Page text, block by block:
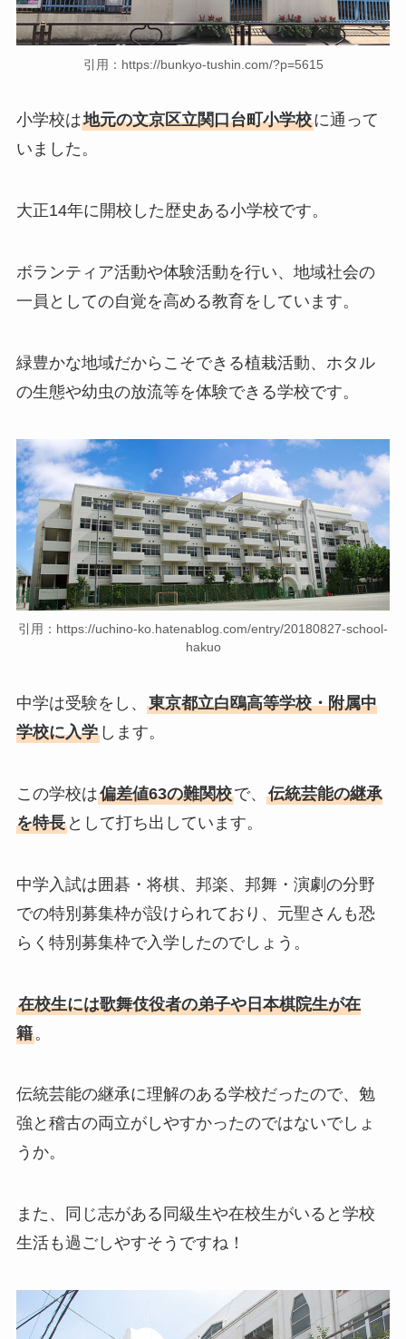
引用：https://bunkyo-tushin.com/?p=5615
小学校は地元の文京区立関口台町小学校に通って
いました。
大正14年に開校した歴史ある小学校です。
ボランティア活動や体験活動を行い、地域社会の
一員としての自覚を高める教育をしています。
緑豊かな地域だからこそできる植栽活動、ホタル
の生態や幼虫の放流等を体験できる学校です。
引用：https://uchino-ko.hatenablog.com/entry/20180827-school-
hakuo
中学は受験をし、 東京都立白鴎高等学校・附属中
学校に入学します。
この学校は偏差値63の難関校で、 伝統芸能の継承
を特長として打ち出しています。
中学入試は囲碁・将棋、邦楽、邦舞・演劇の分野
での特別募集枠が設けられており、元聖さんも恐
らく特別募集枠で入学したのでしょう。
在校生には歌舞伎役者の弟子や日本棋院生が在
籍。
伝統芸能の継承に理解のある学校だったので、勉
強と稽古の両立がしやすかったのではないでしょ
うか。
また、同じ志がある同級生や在校生がいると学校
生活も過ごしやすそうですね！